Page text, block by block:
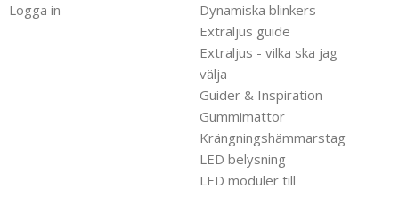
Logga in
Dynamiska blinkers
Extraljus guide
Extraljus - vilka ska jag
välja
Guider & Inspiration
Gummimattor
Krängningshämmarstag
LED belysning
LED moduler till